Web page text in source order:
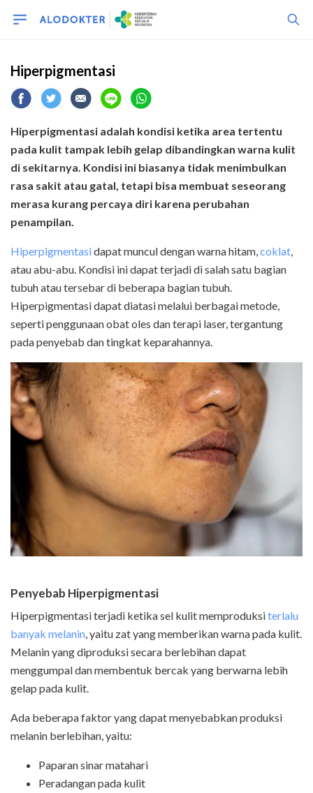
Hiperpigmentasi
Hiperpigmentasi adalah kondisi ketika area tertentu
pada kulit tampak lebih gelap dibandingkan warna kulit
di sekitarnya. Kondisi ini biasanya tidak menimbulkan
rasa sakit atau gatal, tetapi bisa membuat seseorang
merasa kurang percaya diri karena perubahan
penampilan.
Hiperpigmentasidapat muncul dengan warna hitam,coklat,
atau abu-abu. Kondisi ini dapat terjadi di salah satu bagian
tubuh atau tersebar di beberapa bagian tubuh.
Hiperpigmentasi dapat diatasi melalui berbagai metode,
seperti penggunaan obat oles dan terapi laser, tergantung
pada penyebab dan tingkat keparahannya.
Penyebab Hiperpigmentasi
Hiperpigmentasi terjadi ketika sel kulit memproduksiterlalu
banyak melanin, yaitu zat yang memberikan warna pada kulit.
Melanin yang diproduksi secara berlebihan dapat
menggumpal dan membentuk bercak yang berwarna lebih
gelap pada kulit.
Ada beberapa faktor yang dapat menyebabkan produksi
melanin berlebihan, yaitu:
Paparan sinar matahari
Peradangan pada kulit